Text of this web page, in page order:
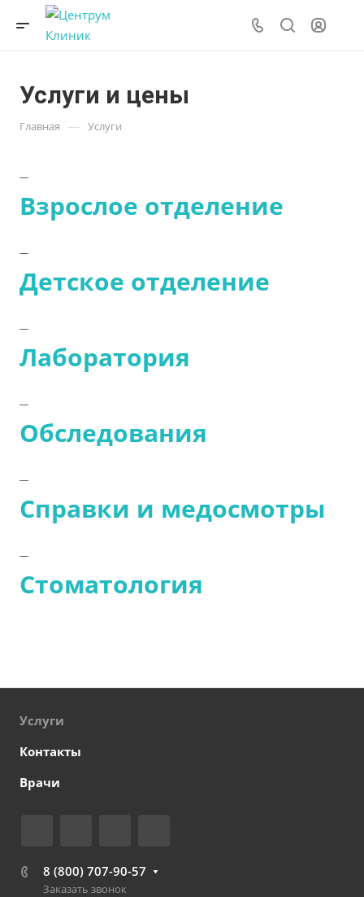
Услуги и цены
Главная — Услуги
Взрослое отделение
Детское отделение
Лаборатория
Обследования
Справки и медосмотры
Стоматология
Услуги
Контакты
Врачи
8 (800) 707-90-57
Заказать звонок